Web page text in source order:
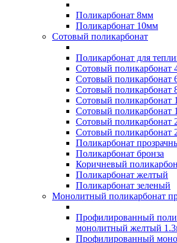
Поликарбонат 8мм
Поликарбонат 10мм
Сотовый поликарбонат
Поликарбонат для
Сотовый поликарбонат
Сотовый поликарбонат
Сотовый поликарбонат
Сотовый поликарбонат
Сотовый поликарбонат
Сотовый поликарбонат
Сотовый поликарбонат
Поликарбонат
Поликарбонат бронза
Коричневый
Поликарбонат желтый
Поликарбонат зеленый
Монолитный поликарбонат
Профилированный
монолитный желтый
Профилированный